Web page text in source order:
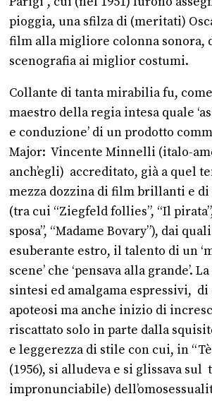
pioggia, una sfilza di (meritati)
film alla migliore colonna sonora,
scenografia ai miglior costumi.
Collante di tanta mirabilia fu,
maestro della regia intesa quale
e conduzione’ di un prodotto
Major: Vincente Minnelli (italo-
anch’egli) accreditato, già a quel
mezza dozzina di film brillanti e di
(tra cui “Ziegfeld follies”, “Il
sposa”, “Madame Bovary”), dai
esuberante estro, il talento di un
scene’ che ‘pensava alla grande’.
sintesi ed amalgama espressivi,
apoteosi ma anche inizio di
riscattato solo in parte dalla
e leggerezza di stile con cui, in
(1956), si alludeva e si glissava sul
impronunciabile)